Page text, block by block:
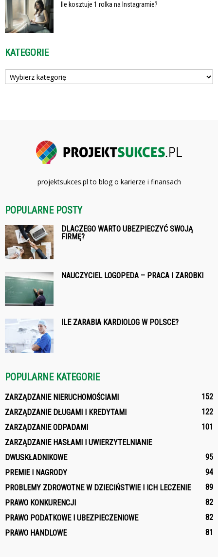
Ile kosztuje 1 rolka na Instagramie?
KATEGORIE
Kategorie
projektsukces.pl to blog o karierze i finansach
POPULARNE POSTY
DLACZEGO WARTO UBEZPIECZYĆ SWOJĄ
FIRMĘ?
NAUCZYCIEL LOGOPEDA – PRACA I ZAROBKI
ILE ZARABIA KARDIOLOG W POLSCE?
POPULARNE KATEGORIE
ZARZĄDZANIE NIERUCHOMOŚCIAMI
152
ZARZĄDZANIE DŁUGAMI I KREDYTAMI
122
ZARZĄDZANIE ODPADAMI
101
ZARZĄDZANIE HASŁAMI I UWIERZYTELNIANIE
DWUSKŁADNIKOWE
95
PREMIE I NAGRODY
94
PROBLEMY ZDROWOTNE W DZIECIŃSTWIE I ICH LECZENIE
89
PRAWO KONKURENCJI
82
PRAWO PODATKOWE I UBEZPIECZENIOWE
82
PRAWO HANDLOWE
81